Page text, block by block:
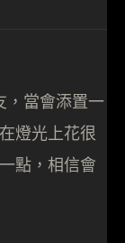
當會添置一
燈光上花很
點，相信會